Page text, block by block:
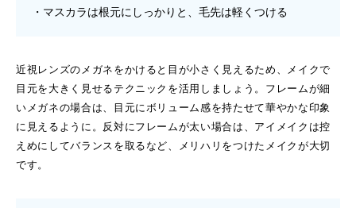
マスカラは根元にしっかりと、毛先は軽くつける
近視レンズのメガネをかけると目が小さく見えるため、メイクで
目元を大きく見せるテクニックを活用しましょう。フレームが細
いメガネの場合は、目元にボリューム感を持たせて華やかな印象
に見えるように。反対にフレームが太い場合は、アイメイクは控
えめにしてバランスを取るなど、メリハリをつけたメイクが大切
です。